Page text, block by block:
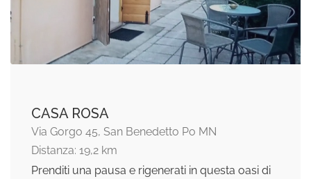
CASA ROSA
Via Gorgo 45, San Benedetto Po MN
Distanza: 19,2 km
Prenditi una pausa e rigenerati in questa oasi di